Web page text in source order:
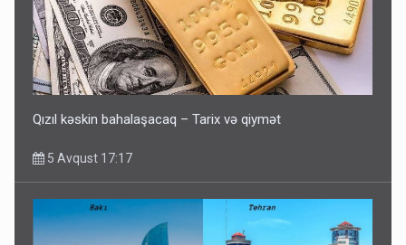
Qızıl kəskin bahalaşacaq – Tarix və qiymət
5 Avqust 17:17